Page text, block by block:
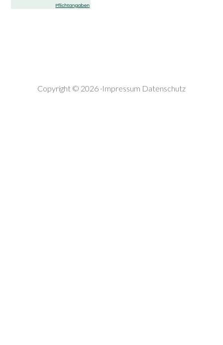
Copyright © 2026 ·Impressum Datenschutz